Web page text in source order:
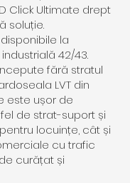
Click Ultimate drept
soluție.
la
42/43.
fără stratul
LVT din
este ușor de
de strat-suport și
locuințe, cât și
cu trafic
curățat și